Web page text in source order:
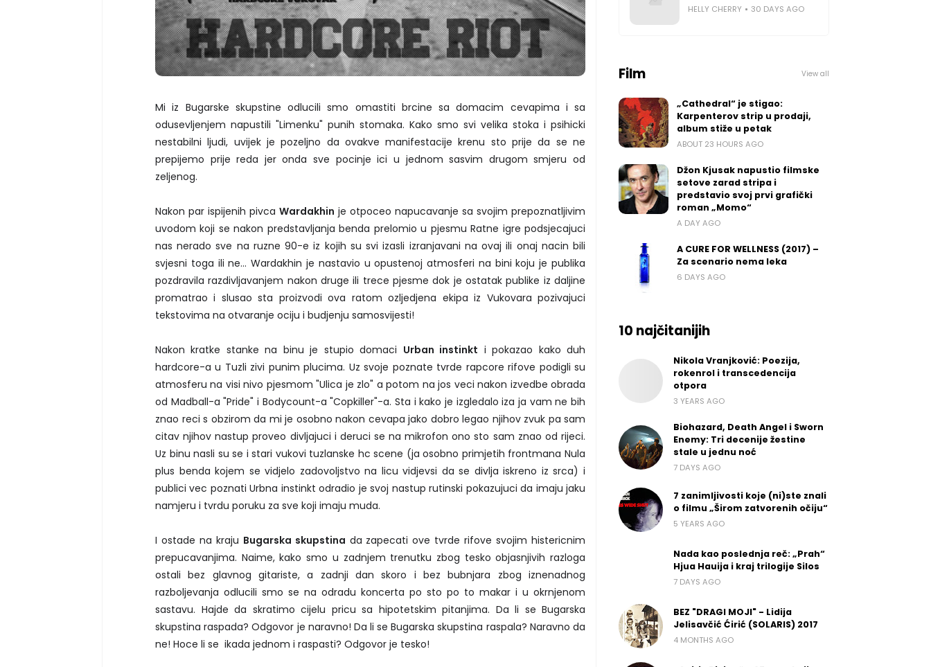
Mi iz Bugarske skupstine odlucili smo omastiti brcine sa domacim cevapima i sa
odusevljenjem napustili "Limenku" punih stomaka. Kako smo svi velika stoka i psihicki
nestabilni ljudi, uvijek je pozeljno da ovakve manifestacije krenu sto prije da se ne
prepijemo prije reda jer onda sve pocinje ici u jednom sasvim drugom smjeru od
zeljenog.
Nakon par ispijenih pivcaWardakhin je otpoceo napucavanje sa svojim prepoznatljivim
uvodom koji se nakon predstavljanja benda prelomio u pjesmu Ratne igre podsjecajuci
nas nerado sve na ruzne 90-e iz kojih su svi izasli izranjavani na ovaj ili onaj nacin bili
svjesni toga ili ne... Wardakhin je nastavio u opustenoj atmosferi na bini koju je publika
pozdravila razdivljavanjem nakon druge ili trece pjesme dok je ostatak publike iz daljine
promatrao i slusao sta proizvodi ova ratom ozljedjena ekipa iz Vukovara pozivajuci
tekstovima na otvaranje ociju i budjenju samosvijesti!
Nakon kratke stanke na binu je stupio domaci Urban instinkt i pokazao kako duh
hardcore-a u Tuzli zivi punim plucima. Uz svoje poznate tvrde rapcore rifove podigli su
atmosferu na visi nivo pjesmom "Ulica je zlo" a potom na jos veci nakon izvedbe obrada
od Madball-a "Pride" i Bodycount-a "Copkiller"-a. Sta i kako je izgledalo iza ja vam ne bih
znao reci s obzirom da mi je osobno nakon cevapa jako dobro legao njihov zvuk pa sam
citav njihov nastup proveo divljajuci i deruci se na mikrofon ono sto sam znao od rijeci.
Uz binu nasli su se i stari vukovi tuzlanske hc scene (ja osobno primjetih frontmana Nula
plus benda kojem se vidjelo zadovoljstvo na licu vidjevsi da se divlja iskreno iz srca) i
publici vec poznati Urbna instinkt odradio je svoj nastup rutinski pokazujuci da imaju jaku
namjeru i tvrdu poruku za sve koji imaju muda.
I ostade na kraju Bugarska skupstina da zapecati ove tvrde rifove svojim histericnim
prepucavanjima. Naime, kako smo u zadnjem trenutku zbog tesko objasnjivih razloga
ostali bez glavnog gitariste, a zadnji dan skoro i bez bubnjara zbog iznenadnog
razboljevanja odlucili smo se na odradu koncerta po sto po to makar i u okrnjenom
sastavu. Hajde da skratimo cijelu pricu sa hipotetskim pitanjima. Da li se Bugarska
skupstina raspada? Odgovor je naravno! Da li se Bugarska skupstina raspala? Naravno da
ne! Hoce li se ikada jednom i raspasti? Odgovor je tesko!
HELLY CHERRY 30 DAYS AGO
Film View all
„Cathedral“ je stigao:
Karpenterov strip u prodaji,
album stiže u petak
ABOUT 23 HOURS AGO
Džon Kjusak napustio filmske
setove zarad stripa i
predstavio svoj prvi grafički
roman „Momo“
A DAY AGO
A CURE FOR WELLNESS (2017) –
Za scenario nema leka
6 DAYS AGO
10 najčitanijih
Nikola Vranjković: Poezija,
rokenrol i transcedencija
otpora
3 YEARS AGO
Biohazard, Death Angel i Sworn
Enemy: Tri decenije žestine
stale u jednu noć
7 DAYS AGO
7 zanimljivosti koje (ni)ste znali
o filmu „Širom zatvorenih očiju“
5 YEARS AGO
Nada kao poslednja reč: „Prah“
Hjua Hauija i kraj trilogije Silos
7 DAYS AGO
BEZ "DRAGI MOJI" - Lidija
Jelisavčić Ćirić (SOLARIS) 2017
4 MONTHS AGO